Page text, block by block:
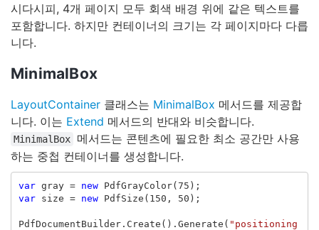
시다시피, 4개 페이지 모두 회색 배경 위에 같은 텍스트를
포함합니다. 하지만 컨테이너의 크기는 각 페이지마다 다릅
니다.
MinimalBox
LayoutContainer 클래스는 MinimalBox 메서드를 제공합
니다. 이는 Extend 메서드의 반대와 비슷합니다.
MinimalBox
메서드는 콘텐츠에 필요한 최소 공간만 사용
하는 중첩 컨테이너를 생성합니다.
var gray = new PdfGrayColor( 75 );
var
size = new PdfSize ( 150 , 50 );
PdfDocumentBuilder. Create (). Generate ( "positioning